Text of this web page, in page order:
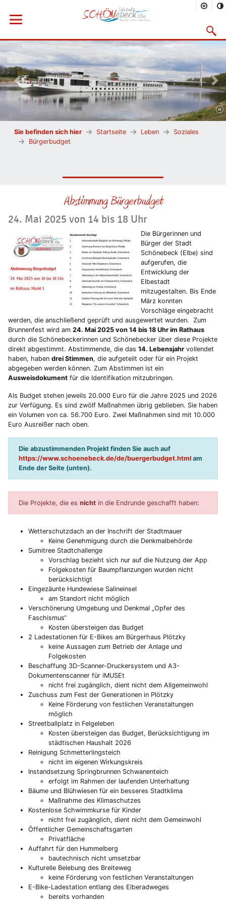
Menü öffnen
Vorheriges Bild
Sie befinden sich hier Startseite Leben
Soziales
Bürgerbudget
Abstimmung Bürgerbudget
24. Mai 2025 von 14 bis 18 Uhr
Die Bürgerinnen und
Bürger der Stadt
Schönebeck (Elbe) sind
aufgerufen, die
Entwicklung der
Elbestadt
mitzugestalten. Bis Ende
März konnten
Vorschläge eingebracht
werden, die anschließend geprüft und ausgewertet wurden. Zum
Brunnenfest wird am 24. Mai 2025 von 14 bis 18 Uhr im Rathaus
durch die Schönebeckerinnen und Schönebecker über diese Projekte
direkt abgestimmt. Abstimmende, die das 14. Lebensjahr vollendet
haben, haben drei Stimmen, die aufgeteilt oder für ein Projekt
abgegeben werden können. Zum Abstimmen ist ein
Ausweisdokument für die Identifikation mitzubringen.
Als Budget stehen jeweils 20.000 Euro für die Jahre 2025 und 2026
zur Verfügung. Es sind zwölf Maßnahmen übrig geblieben. Sie haben
ein Volumen von ca. 56.700 Euro. Zwei Maßnahmen sind mit 10.000
Euro Ausreißer nach oben.
Die abzustimmenden Projekt finden Sie auch auf
https://www.schoenebeck.de/de/buergerbudget.html am
Ende der Seite (unten).
Die Projekte, die es nicht in die Endrunde geschafft haben:
Wetterschutzdach an der Inschrift der Stadtmauer
Keine Genehmigung durch die Denkmalbehörde
Sumitree Stadtchallenge
Vorschlag bezieht sich nur auf die Nutzung der App
Folgekosten für Baumpflanzungen wurden nicht
berücksichtigt
Eingezäunte Hundewiese Salineinsel
am Standort nicht möglich
Verschönerung Umgebung und Denkmal „Opfer des
Faschismus“
Kosten übersteigen das Budget
2 Ladestationen für E-Bikes am Bürgerhaus Plötzky
keine Aussagen zum Betrieb der Anlage und
Folgekosten
Beschaffung 3D-Scanner-Druckersystem und A3-
Dokumentenscanner für iMUSEt
nicht frei zugänglich, dient nicht dem Allgemeinwohl
Zuschuss zum Fest der Generationen in Plötzky
Keine Förderung von festlichen Veranstaltungen
möglich
Streetballplatz in Felgeleben
Kosten übersteigen das Budget, Berücksichtigung im
städtischen Haushalt 2026
Reinigung Schmetterlingsteich
nicht im eigenen Wirkungskreis
Instandsetzung Springbrunnen Schwanenteich
erfolgt im Rahmen der laufenden Unterhaltung
Bäume und Blühwiesen für ein besseres Stadtklima
Maßnahme des Klimaschutzes
Kostenlose Schwimmkurse für Kinder
nicht frei zugänglich, dient nicht dem Gemeinwohl
Öffentlicher Gemeinschaftsgarten
Privatfläche
Auffahrt für den Hummelberg
bautechnisch nicht umsetzbar
Kulturelle Belebung des Breiteweg
keine Förderung von festlichen Veranstaltungen
E-Bike-Ladestation entlang des Elberadweges
bereits vorhanden